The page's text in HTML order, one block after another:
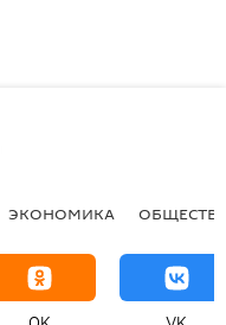
ЭКОНОМИКА